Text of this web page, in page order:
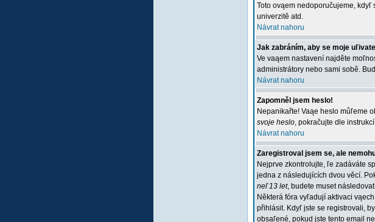
Toto ovąem nedoporučujeme,
univerzitě atd.
Návrat nahoru
Jak zabráním, aby se moje
Ve vaąem nastavení najděte
administrátory nebo sami sobě.
Návrat nahoru
Zapomněl jsem heslo!
Nepanikařte! Vaąe heslo můľeme
svoje heslo, pokračujte dle
Návrat nahoru
Zaregistroval jsem se, ale
Nejprve zkontrolujte, ľe zadáváte
jedna z následujících dvou věcí.
neľ 13 let, budete muset
Některá fóra vyľadují aktivaci
přihlásit. Kdyľ jste se registrovali,
obsaľené, pokud jste tento email